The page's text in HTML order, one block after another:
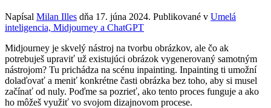
Napísal Milan Illes dňa 17. júna 2024. Publikované v Umelá
inteligencia, Midjourney a ChatGPT
Midjourney je skvelý nástroj na tvorbu obrázkov, ale čo ak
potrebuješ upraviť už existujúci obrázok vygenerovaný samotným
nástrojom? Tu prichádza na scénu inpainting. Inpainting ti umožní
dolaďovať a meniť konkrétne časti obrázka bez toho, aby si musel
začínať od nuly. Poďme sa pozrieť, ako tento proces funguje a ako
ho môžeš využiť vo svojom dizajnovom procese.